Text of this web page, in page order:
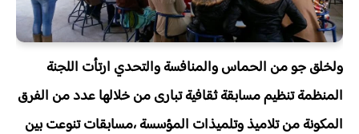
ولخلق جو من الحماس والمنافسة والتحدي ارتأت اللجنة
المنظمة تنظيم مسابقة ثقافية تبارى من خلالها عدد من الفرق
المكونة من تلاميذ وتلميذات المؤسسة ،مسابقات تنوعت بين